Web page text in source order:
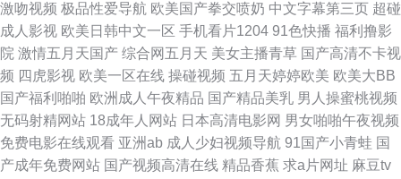
片 性爱AV午夜 91精品黑丝 97超碰福利电影 海角久9高清精品 草草浮力影院
成人av伊人网 欧美A网站 伊人久操综合在线 超碰导航 国产肛交在线视频 日
逼国产视频 第一富利导航大全 日本三级毛 91吴梦梦在线 黑丝喷水 91在线视
屏 玖玖大香蕉稳定 91成人版 激情另类 在线97视频观看 浮力影院草草 青青
激吻视频 极品性爱导航 欧美国产拳交喷奶 中文字幕第三页 超碰
成人影视 欧美日韩中文一区 手机看片1204 91色快播 福利撸影
院 激情五月天国产 综合网五月天 美女主播青草 国产高清不卡视
频 四虎影视 欧美一区在线 操碰视频 五月天婷婷欧美 欧美大BB
国产福利啪啪 欧洲成人午夜精品 国产精品美乳 男人操蜜桃视频
无码射精网站 18成年人网站 日本高清电影网 男女啪啪午夜视频
免费电影在线观看 亚洲ab 成人少妇视频导航 91国产小青蛙 国
产成年免费网站 国产视频高清在线 精品香蕉 求a片网址 麻豆tv